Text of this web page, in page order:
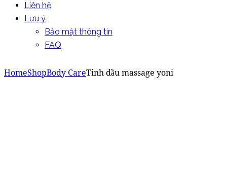
Liên hệ
Lưu ý
Bảo mật thông tin
FAQ
HomeShopBody CareTinh dầu massage yoni